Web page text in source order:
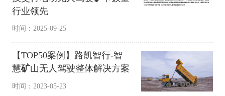
行业领先
时间：2025-09-25
【TOP50案例】路凯智行-智
慧矿山无人驾驶整体解决方案
时间：2023-05-23